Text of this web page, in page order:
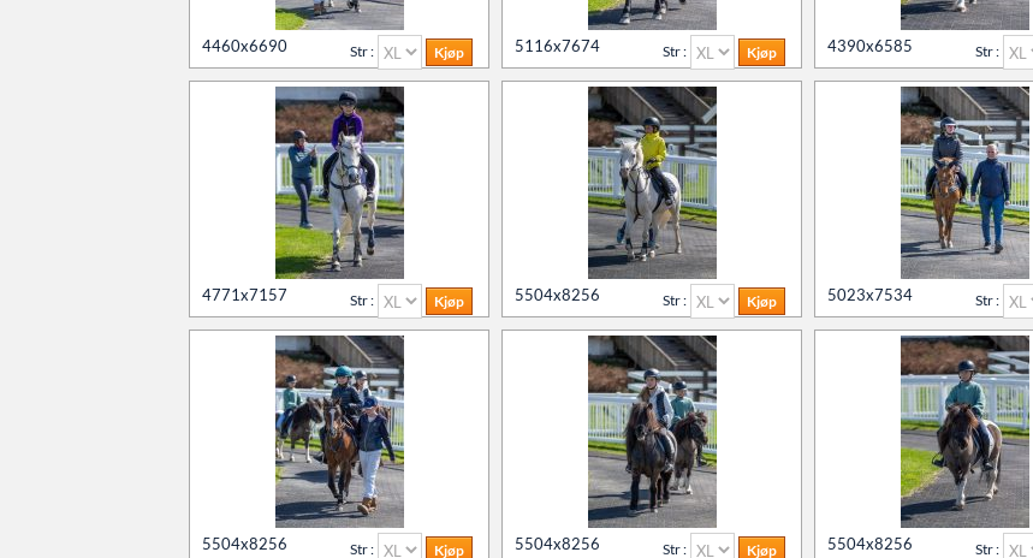
Søk
4460x6690 Str : 5116x7674 Str : 4390x6585 Str :
4771x7157 Str : 5504x8256 Str : 5023x7534 Str :
5504x8256 Str : 5504x8256 Str : 5504x8256 Str :